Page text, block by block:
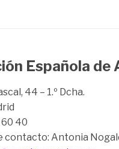
Española
44 – 1.º Dcha.
60 40
contacto: Antonia